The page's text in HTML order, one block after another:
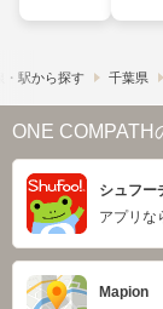
・駅から探す 千葉県
ONE COMPATH
シュフー
アプリな
Mapion